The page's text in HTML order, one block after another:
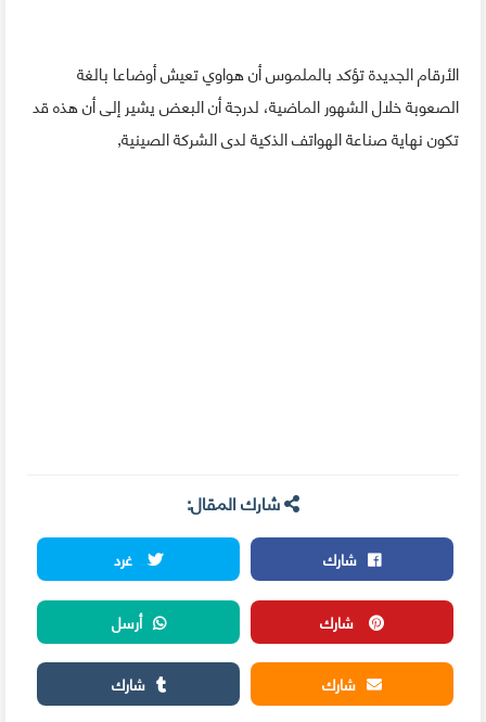
الأرقام الجديدة تؤكد بالملموس أن هواوي تعيش أوضاعا بالغة
الصعوبة خلال الشهور الماضية، لدرجة أن البعض يشير إلى أن هذه قد
تكون نهاية صناعة الهواتف الذكية لدى الشركة الصينية,
شارك المقال:
شارك
غرد
شارك
أرسل
شارك
شارك